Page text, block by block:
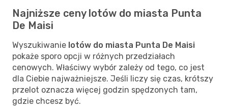
Najniższe ceny lotów do miasta Punta
De Maisi
Wyszukiwanie lotów do miasta Punta De Maisi
pokaże sporo opcji w różnych przedziałach
cenowych. Właściwy wybór zależy od tego, co jest
dla Ciebie najważniejsze. Jeśli liczy się czas, krótszy
przelot oznacza więcej godzin spędzonych tam,
gdzie chcesz być.